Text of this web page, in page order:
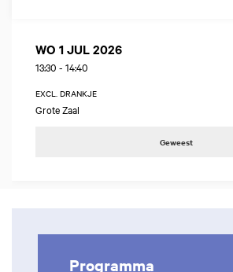
WO 1 JUL 2026
13:30 - 14:40
EXCL. DRANKJE
Grote Zaal
Geweest
Programma